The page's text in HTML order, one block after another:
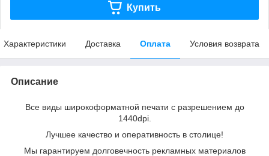
Купить
Характеристики Доставка Оплата Условия возврата
Описание
Все виды широкоформатной печати с разрешением до
1440dpi.
Лучшее качество и оперативность в столице!
Мы гарантируем долговечность рекламных материалов